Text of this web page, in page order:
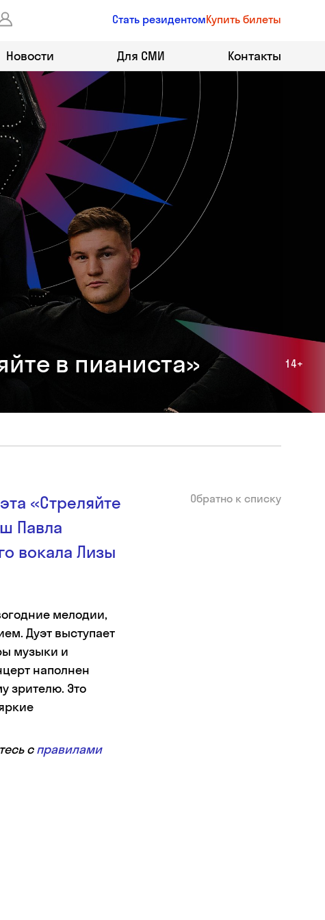
Стать резидентомКупить билеты
Новости Для СМИ Контакты
в пианиста» 14+
«Стреляйте
Павла
вокала Лизы
мелодии,
Дуэт выступает
музыки и
наполнен
зрителю. Это
справилами
Обратно к списку